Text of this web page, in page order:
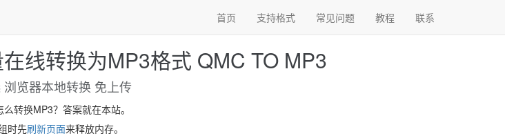
首页 支持格式 常见问题 教程 联系
线转换为MP3格式 QMC TO MP3
浏览器本地转换 免上传
转换MP3？答案就在本站。
时先刷新页面来释放内存。